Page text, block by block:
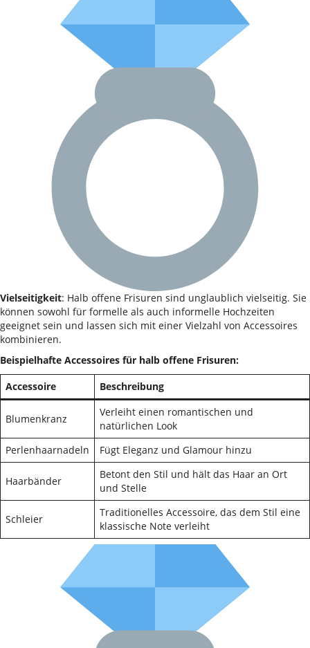
Vielseitigkeit: Halb offene Frisuren sind unglaublich vielseitig. Sie
können sowohl für formelle als auch informelle Hochzeiten
geeignet sein und lassen sich mit einer Vielzahl von Accessoires
kombinieren.
Beispielhafte Accessoires für halb offene Frisuren:
Accessoire
Beschreibung
Blumenkranz
Verleiht einen romantischen und
natürlichen Look
Perlenhaarnadeln
Fügt Eleganz und Glamour hinzu
Haarbänder
Betont den Stil und hält das Haar an Ort
und Stelle
Schleier
Traditionelles Accessoire, das dem Stil eine
klassische Note verleiht